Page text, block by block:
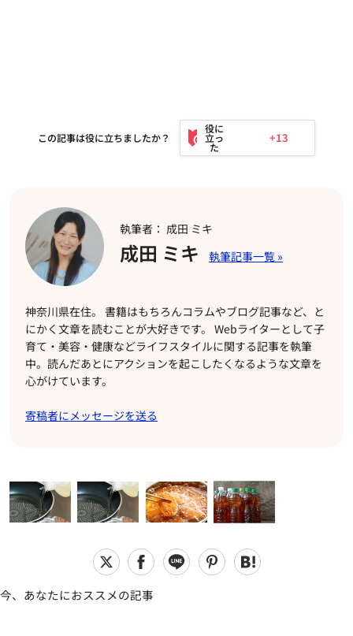
この記事は役に立ちましたか？ +13
執筆者： 成田 ミキ
成田 ミキ
神奈川県在住。 書籍はもちろんコラムやブログ記事など、と
にかく文章を読むことが大好きです。 Webライターとして子
育て・美容・健康などライフスタイルに関する記事を執筆
中。読んだあとにアクションを起こしたくなるような文章を
心がけています。
寄稿者にメッセージを送る
今、あなたにおススメの記事